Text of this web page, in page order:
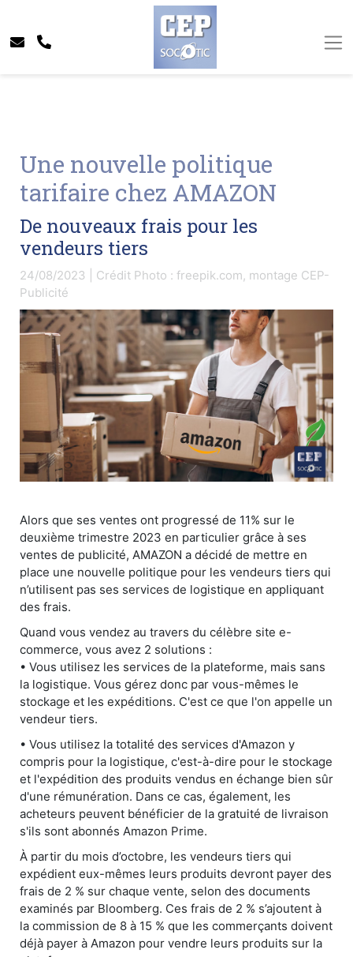
Une nouvelle politique
tarifaire chez AMAZON
De nouveaux frais pour les
vendeurs tiers
24/08/2023 | Crédit Photo : freepik.com, montage CEP-
Publicité
Alors que ses ventes ont progressé de 11% sur le
deuxième trimestre 2023 en particulier grâce à ses
ventes de publicité, AMAZON a décidé de mettre en
place une nouvelle politique pour les vendeurs tiers qui
n’utilisent pas ses services de logistique en appliquant
des frais.
Quand vous vendez au travers du célèbre site e-
commerce, vous avez 2 solutions :
• Vous utilisez les services de la plateforme, mais sans
la logistique. Vous gérez donc par vous-mêmes le
stockage et les expéditions. C'est ce que l'on appelle un
vendeur tiers.
• Vous utilisez la totalité des services d'Amazon y
compris pour la logistique, c'est-à-dire pour le stockage
et l'expédition des produits vendus en échange bien sûr
d'une rémunération. Dans ce cas, également, les
acheteurs peuvent bénéficier de la gratuité de livraison
s'ils sont abonnés Amazon Prime.
À partir du mois d’octobre, les vendeurs tiers qui
expédient eux-mêmes leurs produits devront payer des
frais de 2 % sur chaque vente, selon des documents
examinés par Bloomberg. Ces frais de 2 % s’ajoutent à
la commission de 8 à 15 % que les commerçants doivent
déjà payer à Amazon pour vendre leurs produits sur la